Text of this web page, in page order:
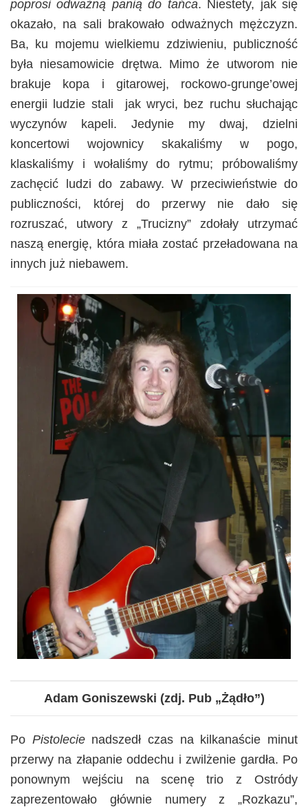
poprosi odważną panią do tańca. Niestety, jak się
okazało, na sali brakowało odważnych mężczyzn.
Ba, ku mojemu wielkiemu zdziwieniu, publiczność
była niesamowicie drętwa. Mimo że utworom nie
brakuje kopa i gitarowej, rockowo-grunge’owej
energii ludzie stali jak wryci, bez ruchu słuchając
wyczynów kapeli. Jedynie my dwaj, dzielni
koncertowi wojownicy skakaliśmy w pogo,
klaskaliśmy i wołaliśmy do rytmu; próbowaliśmy
zachęcić ludzi do zabawy. W przeciwieństwie do
publiczności, której do przerwy nie dało się
rozruszać, utwory z „Trucizny” zdołały utrzymać
naszą energię, która miała zostać przeładowana na
innych już niebawem.
Adam Goniszewski (zdj. Pub „Żądło”)
Po Pistolecienadszedł czas na kilkanaście minut
przerwy na złapanie oddechu i zwilżenie gardła. Po
ponownym wejściu na scenę trio z Ostródy
zaprezentowało głównie numery z „Rozkazu”,